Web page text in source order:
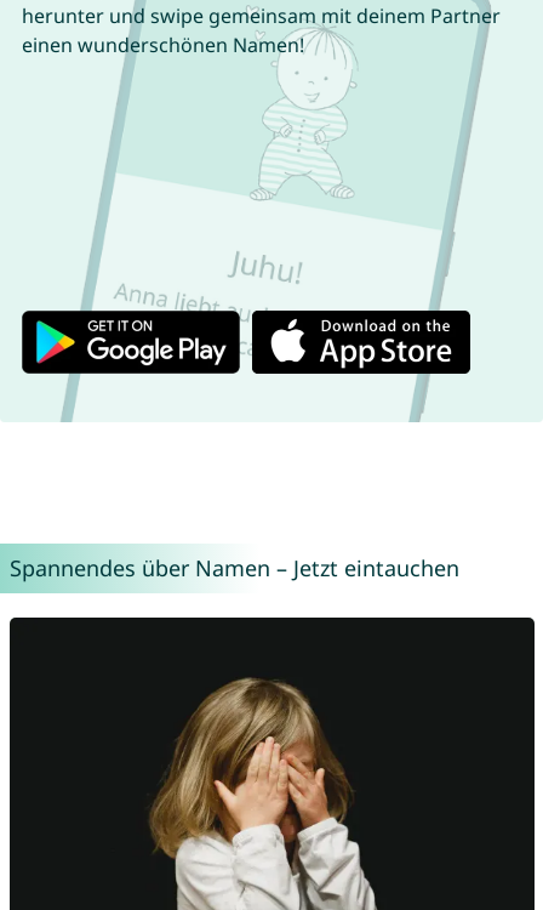
herunter und swipe gemeinsam mit deinem Partner
einen wunderschönen Namen!
Spannendes über Namen – Jetzt eintauchen